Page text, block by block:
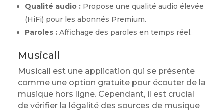
Qualité audio :Propose une qualité audio élevée
(HiFi) pour les abonnés Premium.
Paroles :Affichage des paroles en temps réel.
Musicall
Musicall est une application qui se présente
comme une option gratuite pour écouter de la
musique hors ligne. Cependant, il est crucial
de vérifier la légalité des sources de musique